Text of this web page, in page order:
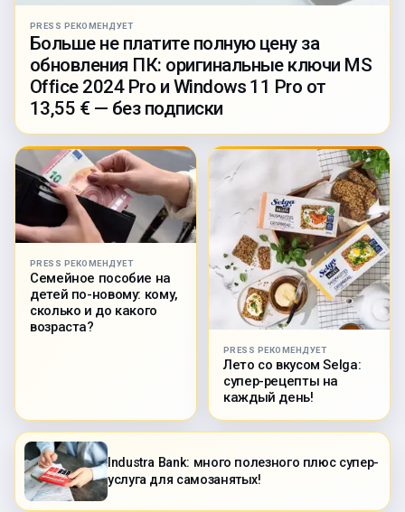
PRESS РЕКОМЕНДУЕТ
Больше не платите полную цену за
обновления ПК: оригинальные ключи MS
Office 2024 Pro и Windows 11 Pro от
13,55 € — без подписки
PRESS РЕКОМЕНДУЕТ
Семейное пособие на
детей по-новому: кому,
сколько и до какого
возраста?
PRESS РЕКОМЕНДУЕТ
Лето со вкусом Selga:
супер-рецепты на
каждый день!
Industra Bank: много полезного плюс супер-
услуга для самозанятых!